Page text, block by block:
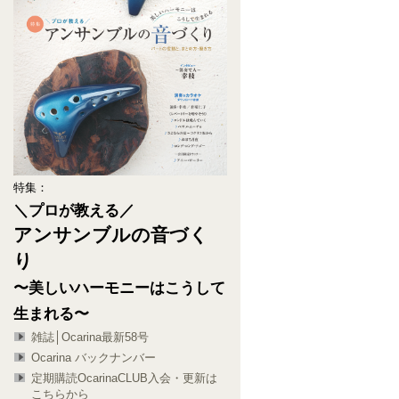
特集：
＼プロが教える／
アンサンブルの音づく
り
〜美しいハーモニーはこうして
生まれる〜
雑誌│Ocarina最新58号
Ocarina バックナンバー
定期購読OcarinaCLUB入会・更新は
こちらから